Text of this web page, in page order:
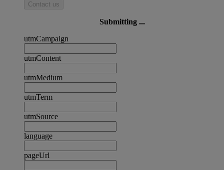
Contact us
Submitting ...
utmCampaign
utmContent
utmMedium
utmTerm
utmSource
language
pageUrl